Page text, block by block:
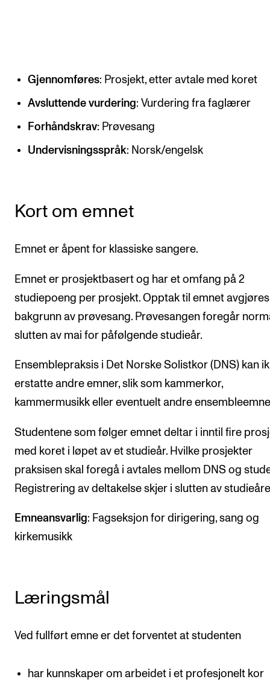
Prosjekter
INTERNASJONALT
Samarbeidsprosjekter
Nettverk
IN.TUNE
AKTUELT
Ledige stillinger
INFO
Kontakt oss
Gjennomføres: Prosjekt, etter avtale med koret
Avsluttende vurdering: Vurdering fra faglærer
Forhåndskrav: Prøvesang
Undervisningsspråk: Norsk/engelsk
Kort om emnet
Emnet er åpent for klassiske sangere.
Emnet er prosjektbasert og har et omfang på 2
studiepoeng per prosjekt. Opptak til emnet
bakgrunn av prøvesang. Prøvesangen foregår
slutten av mai for påfølgende studieår.
Ensemblepraksis i Det Norske Solistkor (DNS) kan
erstatte andre emner, slik som kammerkor,
kammermusikk eller eventuelt andre
Studentene som følger emnet deltar i inntil fire
med koret i løpet av et studieår. Hvilke prosjekter
praksisen skal foregå i avtales mellom DNS og
Registrering av deltakelse skjer i slutten av
Emneansvarlig: Fagseksjon for dirigering, sang og
kirkemusikk
Læringsmål
Ved fullført emne er det forventet at studenten
har kunnskaper om arbeidet i et profesjonelt kor